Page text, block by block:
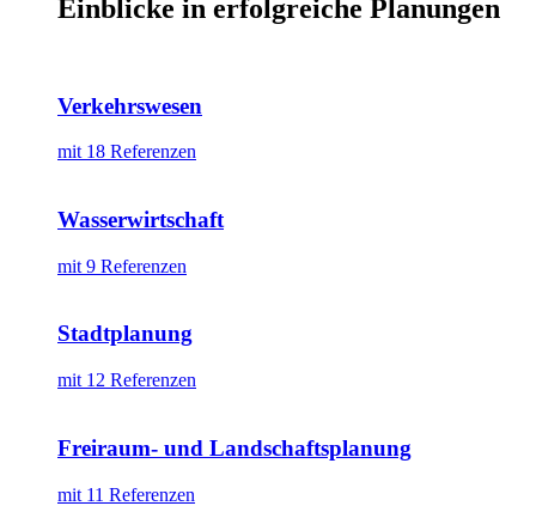
Einblicke in erfolgreiche Planungen
Verkehrswesen
mit 18 Referenzen
Wasserwirtschaft
mit 9 Referenzen
Stadtplanung
mit 12 Referenzen
Freiraum- und Landschaftsplanung
mit 11 Referenzen